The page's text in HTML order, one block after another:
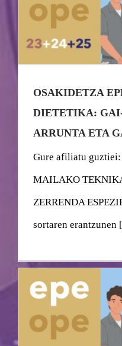
OSAKIDETZA
DIETETIKA:
ARRUNTA ETA
Gure afiliatu
MAILAKO
ZERRENDA
sortaren erantzunen